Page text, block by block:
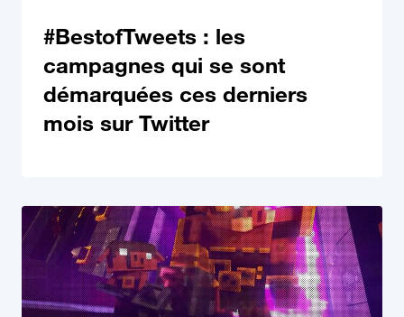
#BestofTweets : les
campagnes qui se sont
démarquées ces derniers
mois sur Twitter